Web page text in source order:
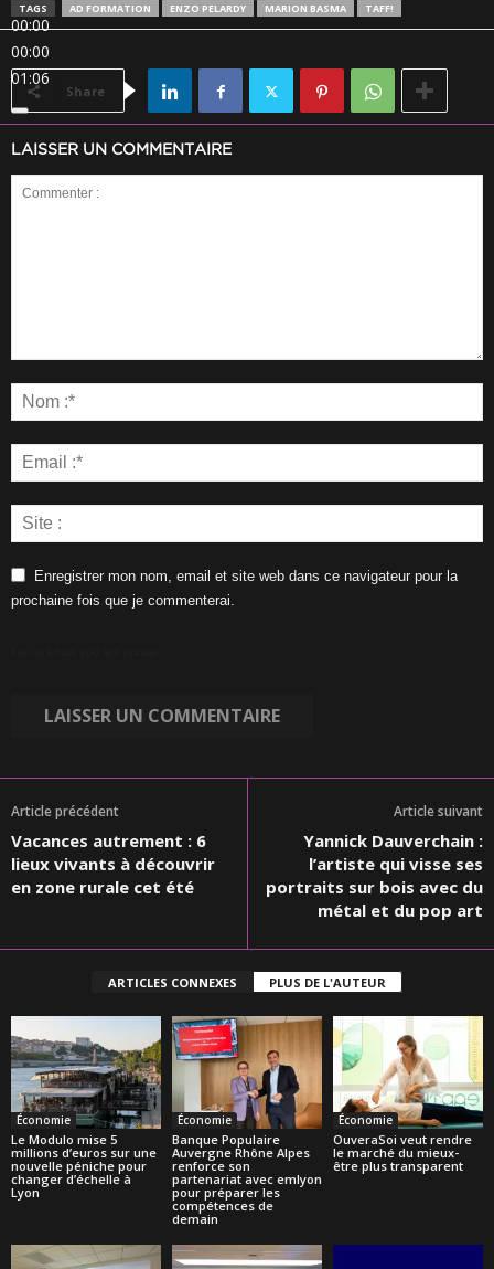
00:00
00:00
01:06
TAGS AD FORMATION ENZO PELARDY MARION BASMA TAFF!
Share
LAISSER UN COMMENTAIRE
Enregistrer mon nom, email et site web dans ce navigateur pour la
prochaine fois que je commenterai.
Article précédent
Vacances autrement : 6
lieux vivants à découvrir
en zone rurale cet été
Article suivant
Yannick Dauverchain :
l’artiste qui visse ses
portraits sur bois avec du
métal et du pop art
ARTICLES CONNEXES PLUS DE L'AUTEUR
Économie
Le Modulo mise 5
millions d’euros sur une
nouvelle péniche pour
changer d’échelle à
Lyon
Économie
Banque Populaire
Auvergne Rhône Alpes
renforce son
partenariat avec emlyon
pour préparer les
compétences de
demain
Économie
OuveraSoi veut rendre
le marché du mieux-
être plus transparent